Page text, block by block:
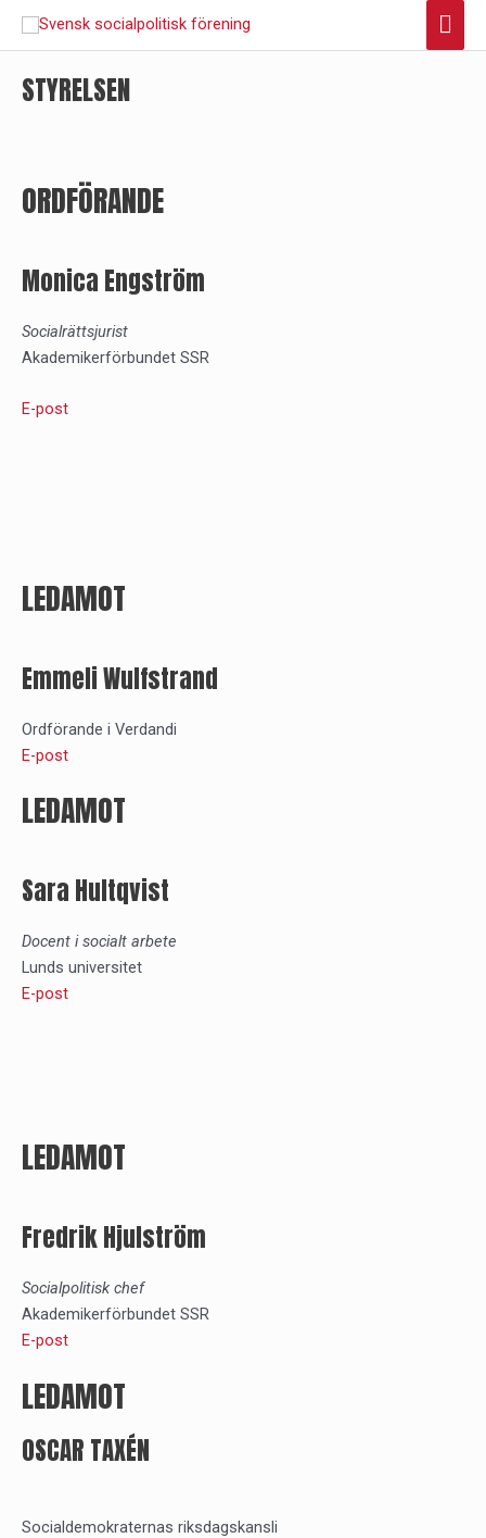
Hoppa
STYRELSEN
ORDFÖRANDE
Monica Engström
Socialrättsjurist
Akademikerförbundet SSR
E-post
LEDAMOT
Emmeli Wulfstrand
Ordförande i Verdandi
E-post
LEDAMOT
Sara Hultqvist
Docent i socialt arbete
Lunds universitet
E-post
LEDAMOT
Fredrik Hjulström
Socialpolitisk chef
Akademikerförbundet SSR
E-post
LEDAMOT
OSCAR TAXÉN
Socialdemokraternas riksdagskansli